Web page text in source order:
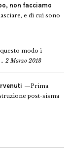
non facciamo
e di cui sono
modo i
2 Marzo 2018
Prima
post-sisma